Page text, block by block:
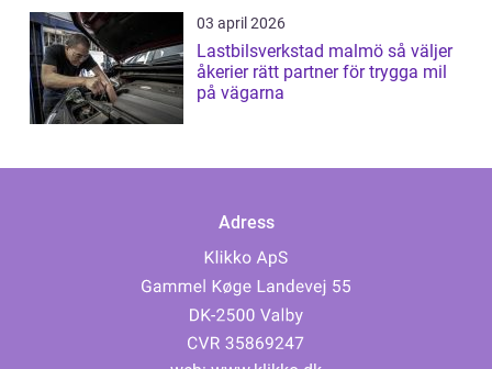
03 april 2026
Lastbilsverkstad malmö så väljer
åkerier rätt partner för trygga mil
på vägarna
Adress